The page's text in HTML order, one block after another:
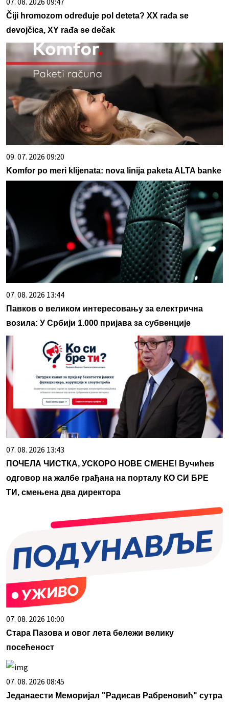
Čiji hromozom određuje pol deteta? XX rađa se
devojčica, XY rađa se dečak
09. 07. 2026 09:20
Komfor po meri klijenata: nova linija paketa ALTA banke
07. 08. 2026 13:44
Павков о великом интересовању за електрична
возила: У Србији 1.000 пријава за субвенције
07. 08. 2026 13:43
ПОЧЕЛА ЧИСТКА, УСКОРО НОВЕ СМЕНЕ! Вучићев
одговор на жалбе грађана на порталу КО СИ БРЕ
ТИ, смењена два директора
07. 08. 2026 10:00
Стара Пазова и овог лета бележи велику
посећеност
07. 08. 2026 08:45
Једанаести Меморијал "Радисав Рабреновић" сутра